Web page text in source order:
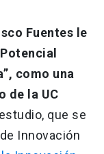
Fuentes le
como una
de la UC
que se
Innovación